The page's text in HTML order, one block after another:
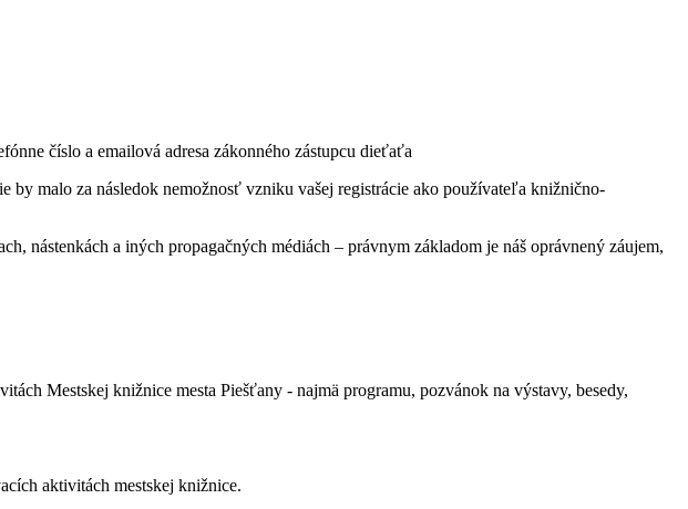
číslo a emailová adresa zákonného zástupcu dieťaťa
malo za následok nemožnosť vzniku vašej registrácie ako používateľa knižnično-
nástenkách a iných propagačných médiách – právnym základom je náš oprávnený záujem,
Mestskej knižnice mesta Piešťany - najmä programu, pozvánok na výstavy, besedy,
aktivitách mestskej knižnice.